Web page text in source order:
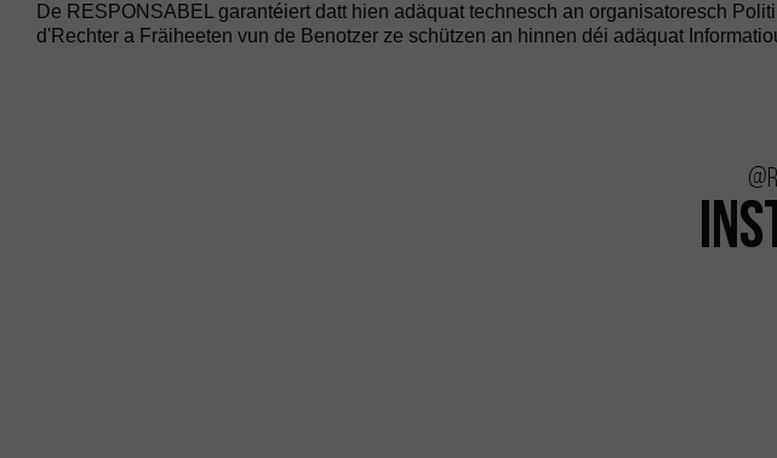
De RESPONSABEL garantéiert datt hien adäquat technesch an organisatoresch
d'Rechter a Fräiheeten vun de Benotzer ze schützen an hinnen déi adäquat